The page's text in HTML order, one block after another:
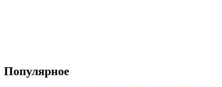
Популярное